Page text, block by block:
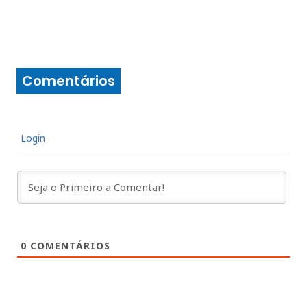
Comentários
Login
0 COMENTÁRIOS